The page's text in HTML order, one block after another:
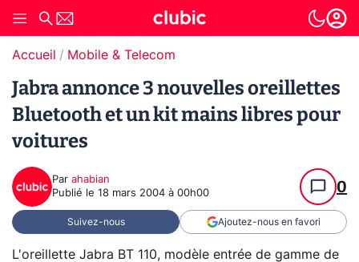
Accueil Mobile & Telecom
Jabra annonce 3 nouvelles oreillettes
Bluetooth et un kit mains libres pour
voitures
Par ahabian
Publié le 18 mars 2004 à 00h00 0
Suivez-nous Ajoutez-nous en favori
L'oreillette Jabra BT 110, modèle entrée de gamme de